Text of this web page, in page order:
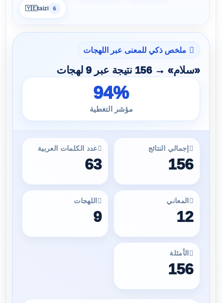
🇾🇪taizi 6
ملخص ذكي للمعنى عبر اللهجات
«سلام» → 156 نتيجة عبر 9 لهجات
94%
مؤشر التغطية
إجمالي النتائج
156
عدد الكلمات العربية
63
المعاني
12
اللهجات
9
الأمثلة
156